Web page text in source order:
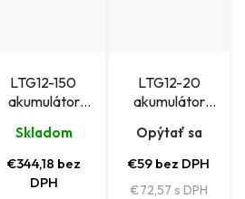
LTG12-150
akumulátor
(12V/150Ah)
Skladom
€344,18 bez
DPH
LTG12-20
akumulátor
(12V/20Ah)
Opýtať sa
€59 bez DPH
€72,57